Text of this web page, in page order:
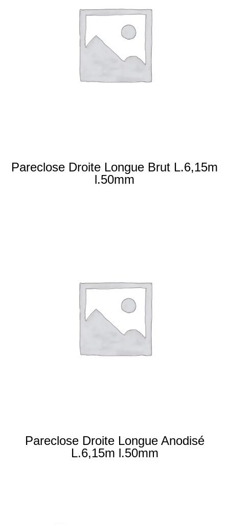
Pareclose Droite Longue Brut L.6,15m
l.50mm
Pareclose Droite Longue Anodisé
L.6,15m l.50mm